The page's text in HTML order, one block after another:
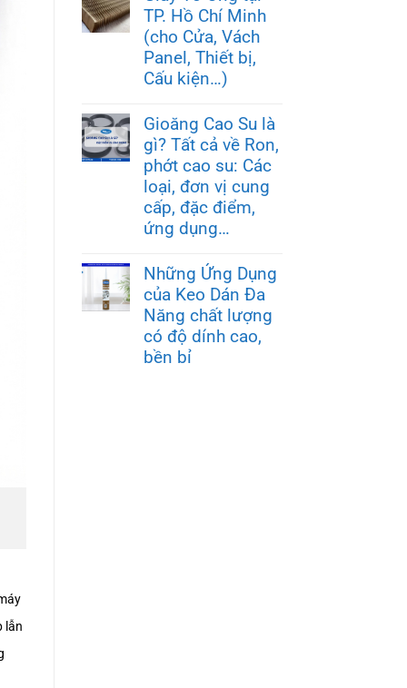
lẫn
TP. Hồ Chí Minh
(cho Cửa, Vách
Panel, Thiết bị,
Cấu kiện…)
Gioăng Cao Su là
gì? Tất cả về Ron,
phớt cao su: Các
loại, đơn vị cung
cấp, đặc điểm,
ứng dụng…
Những Ứng Dụng
của Keo Dán Đa
Năng chất lượng
có độ dính cao,
bền bỉ